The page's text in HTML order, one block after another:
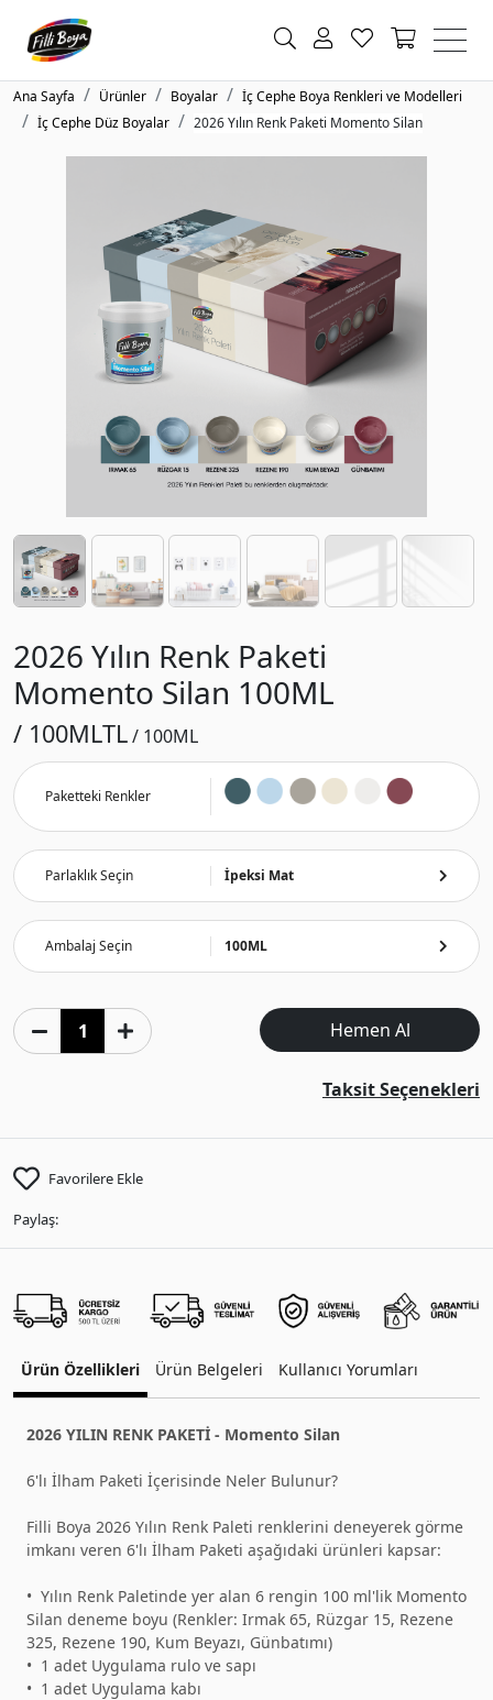
Ana Sayfa Ürünler Boyalar
İç Cephe Boya Renkleri ve Modelleri
İç Cephe Düz Boyalar
2026 Yılın Renk Paketi Momento Silan
2026 Yılın Renk Paketi
Momento Silan 100ML
/ 100MLTL/ 100ML
Paketteki Renkler
Parlaklık Seçin İpeksi Mat
Ambalaj Seçin 100ML
Hemen Al
Taksit Seçenekleri
Favorilere Ekle
Paylaş:
Ürün Özellikleri Ürün Belgeleri Kullanıcı Yorumları
2026 YILIN RENK PAKETİ - Momento Silan
6'lı İlham Paketi İçerisinde Neler Bulunur?
Filli Boya 2026 Yılın Renk Paleti renklerini deneyerek görme
imkanı veren 6'lı İlham Paketi aşağıdaki ürünleri kapsar:
•⁠ ⁠Yılın Renk Paletinde yer alan 6 rengin 100 ml'lik Momento
Silan deneme boyu (Renkler: Irmak 65, Rüzgar 15, Rezene
325, Rezene 190, Kum Beyazı, Günbatımı)
•⁠ ⁠1 adet Uygulama rulo ve sapı
•⁠ ⁠1 adet Uygulama kabı